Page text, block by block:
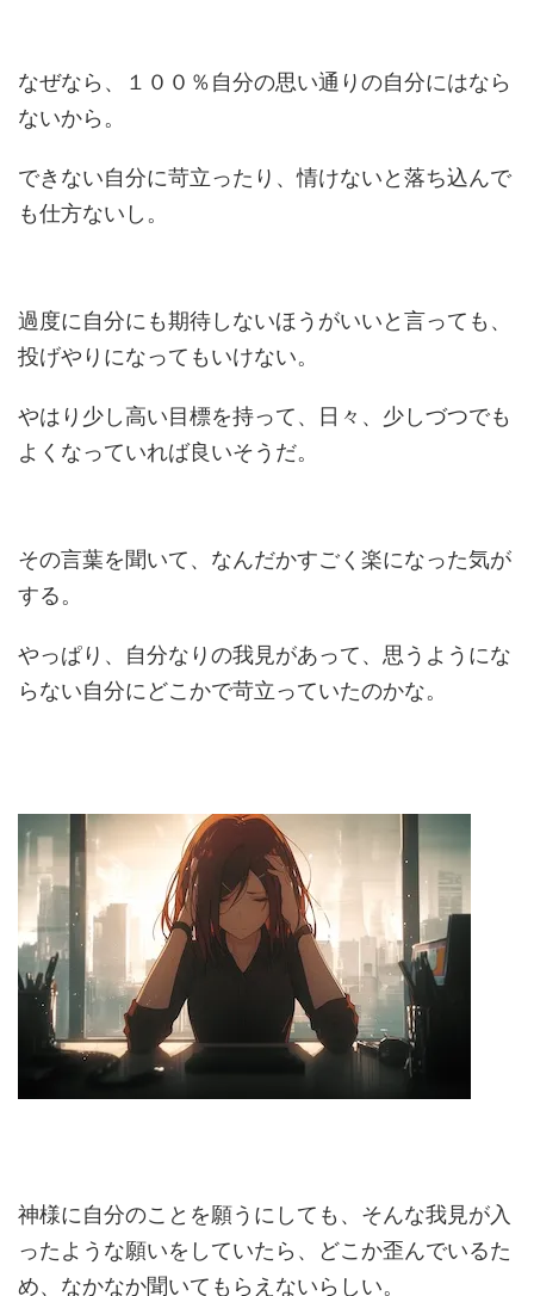
なぜなら、１００％自分の思い通りの自分にはなら
ないから。
できない自分に苛立ったり、情けないと落ち込んで
も仕方ないし。
過度に自分にも期待しないほうがいいと言っても、
投げやりになってもいけない。
やはり少し高い目標を持って、日々、少しづつでも
よくなっていれば良いそうだ。
その言葉を聞いて、なんだかすごく楽になった気が
する。
やっぱり、自分なりの我見があって、思うようにな
らない自分にどこかで苛立っていたのかな。
神様に自分のことを願うにしても、そんな我見が入
ったような願いをしていたら、どこか歪んでいるた
め、なかなか聞いてもらえないらしい。